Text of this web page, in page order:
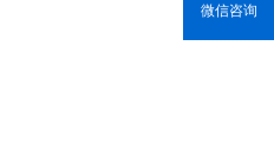
微信咨询